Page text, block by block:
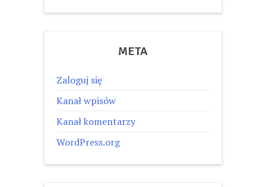
META
Zaloguj się
Kanał wpisów
Kanał komentarzy
WordPress.org